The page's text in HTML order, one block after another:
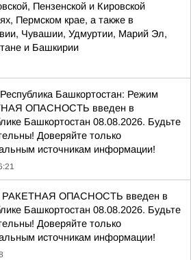
Пензенской и Кировской
Пермском крае, а также в
Чувашии, Удмуртии, Марий Эл,
и Башкирии
Башкортостан: Режим
ОПАСНОСТЬ введен в
Башкортостан 08.08.2026. Будьте
Доверяйте только
источникам информации!
РАКЕТНАЯ ОПАСНОСТЬ введен в
Башкортостан 08.08.2026. Будьте
Доверяйте только
источникам информации!